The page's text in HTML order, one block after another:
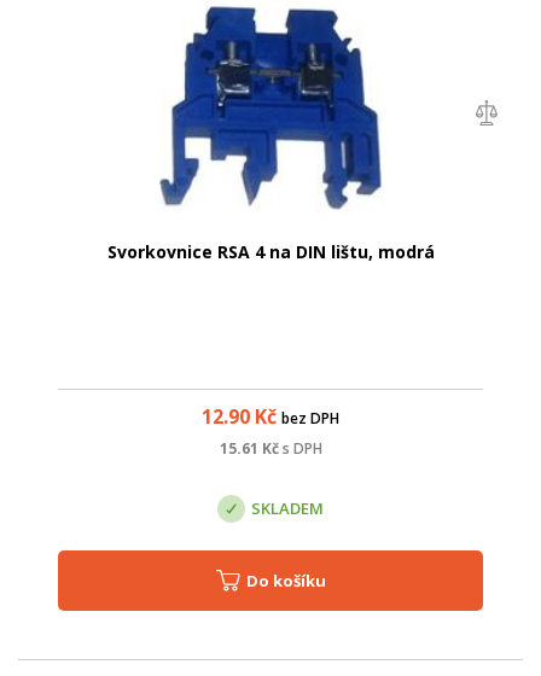
Svorkovnice RSA 4 na DIN lištu, modrá
12.90 Kč bez DPH
15.61 Kč s DPH
SKLADEM
Do košíku